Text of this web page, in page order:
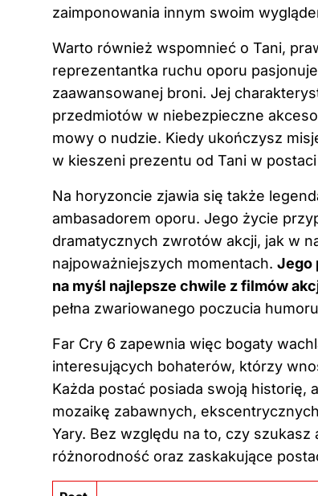
zaimponowania innym swoim
Warto również wspomnieć o Tani,
reprezentantka ruchu oporu
zaawansowanej broni. Jej
przedmiotów w niebezpieczne
mowy o nudzie. Kiedy ukończysz
w kieszeni prezentu od Tani w
Na horyzoncie zjawia się także
ambasadorem oporu. Jego życie
dramatycznych zwrotów akcji, jak w
najpoważniejszych momentach. Jego
na myśl najlepsze chwile z filmów
pełna zwariowanego poczucia
Far Cry 6 zapewnia więc bogaty
interesujących bohaterów, którzy
Każda postać posiada swoją historię,
mozaikę zabawnych,
Yary. Bez względu na to, czy
różnorodność oraz zaskakujące